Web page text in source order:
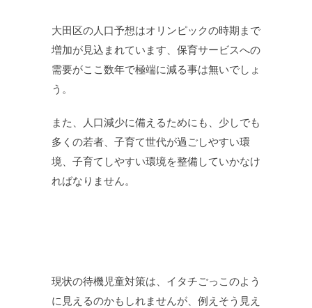
大田区の人口予想はオリンピックの時期まで
増加が見込まれています、保育サービスへの
需要がここ数年で極端に減る事は無いでしょ
う。
また、人口減少に備えるためにも、少しでも
多くの若者、子育て世代が過ごしやすい環
境、子育てしやすい環境を整備していかなけ
ればなりません。
現状の待機児童対策は、イタチごっこのよう
に見えるのかもしれませんが、例えそう見え